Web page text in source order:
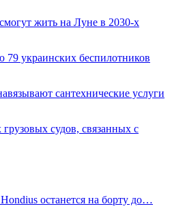
жить на Луне в 2030-х
украинских беспилотников
сантехнические услуги
судов, связанных с
останется на борту до…